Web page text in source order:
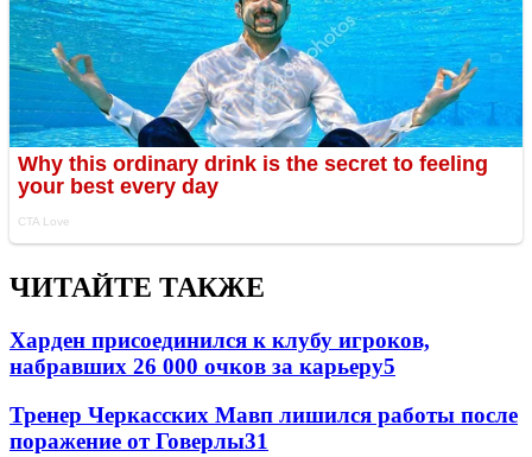
ЧИТАЙТЕ ТАКЖЕ
Харден присоединился к клубу игроков,
набравших 26 000 очков за карьеру5
Тренер Черкасских Мавп лишился работы после
поражение от Говерлы31